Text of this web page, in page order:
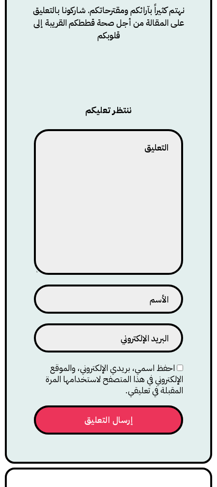
نهتم كثيراً بآرائكم ومقترحاتكم. شاركونا بالتعليق
على المقالة من أجل صحة قططكم القريبة إلى
قلوبكم
ننتظر تعليكم
احفظ اسمي، بريدي الإلكتروني، والموقع
الإلكتروني في هذا المتصفح لاستخدامها المرة
المقبلة في تعليقي.